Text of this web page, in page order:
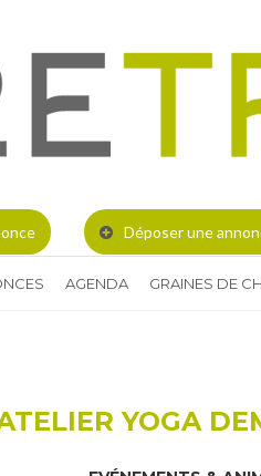
Déposer une
AGENDA GRAINES DE
YOGA